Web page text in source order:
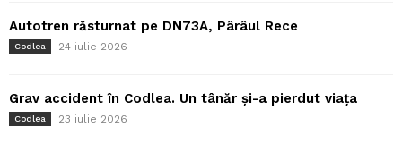
Autotren răsturnat pe DN73A, Pârâul Rece
Codlea 24 iulie 2026
Grav accident în Codlea. Un tânăr și-a pierdut viața
Codlea 23 iulie 2026